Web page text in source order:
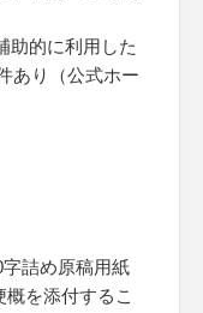
助的に利用した
あり（公式ホー
詰め原稿用紙
を添付するこ